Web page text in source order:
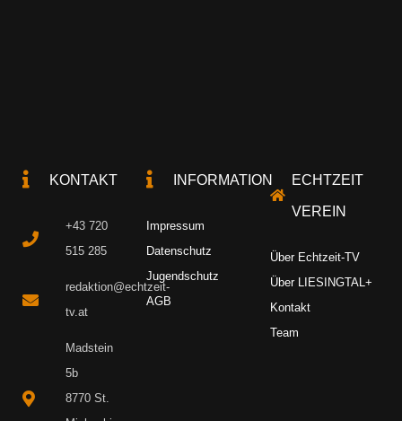
KONTAKT
+43 720
515 285
redaktion@echtzeit-
tv.at
Madstein
5b
8770 St.
INFORMATION
Impressum
Datenschutz
Jugendschutz
AGB
ECHTZEIT
VEREIN
Über Echtzeit-TV
Über LIESINGTAL+
Kontakt
Team